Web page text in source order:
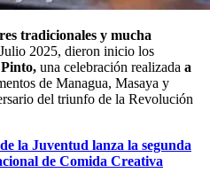
tradicionales y mucha
2025, dieron inicio los
una celebración realizada a
de Managua, Masaya y
del triunfo de la Revolución
la Juventud lanza la segunda
de Comida Creativa